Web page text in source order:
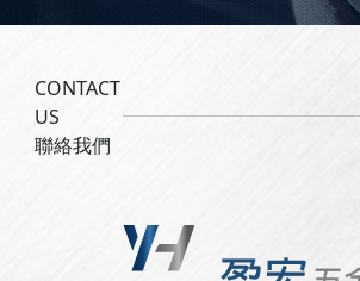
CONTACT
US
聯絡我們